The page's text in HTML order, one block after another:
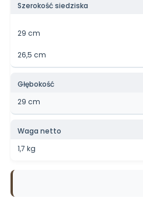
Szerokość siedziska
29 cm
26,5 cm
Głębokość
29 cm
Waga netto
1,7 kg